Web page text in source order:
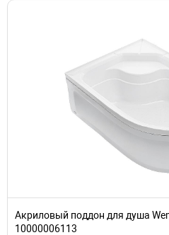
Акриловый поддон для душа
10000006113